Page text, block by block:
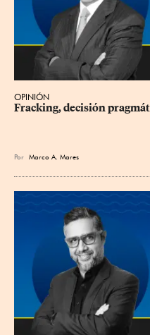
OPINIÓN
Fracking, decisión
Por Marco A. Mares